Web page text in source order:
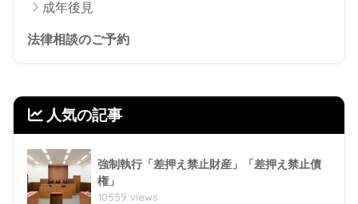
成年後見
法律相談のご予約
人気の記事
強制執行「差押え禁止財産」「差押え禁止債
権」
10559 views